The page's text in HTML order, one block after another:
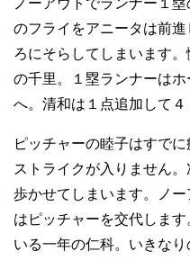
のフライをアニータは前
ろにそらしてしまいます
の千里。１塁ランナーは
へ。清和は１点追加して４
ピッチャーの睦子はすで
ストライクが入りません
歩かせてしまいます。ノ
はピッチャーを交代しま
いる一年の仁科。いきな